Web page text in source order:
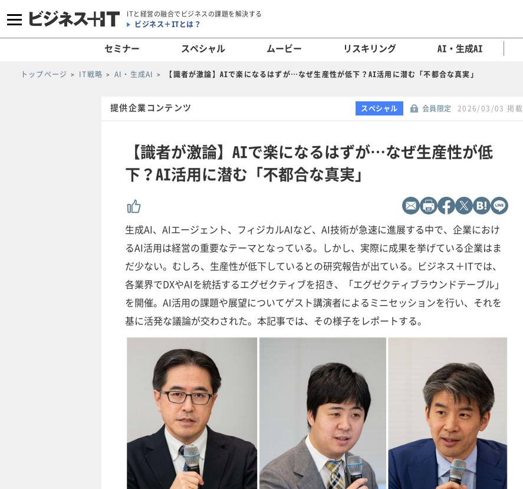
ITと経営の融合でビジネスの課題を解決する
ビジネス＋ITとは？
セミナー スペシャル ムービー リスキリング AI・生成AI
トップページ IT戦略 AI・生成AI 【識者が激論】AIで楽になるはずが…なぜ生産性が低下？AI活用に潜む「不都合な真実」
提供企業コンテンツ スペシャル 会員限定 2026/03/03 掲載
【識者が激論】AIで楽になるはずが…なぜ生産性が低
下？AI活用に潜む「不都合な真実」
生成AI、AIエージェント、フィジカルAIなど、AI技術が急速に進展する中で、企業におけ
るAI活用は経営の重要なテーマとなっている。しかし、実際に成果を挙げている企業はま
だ少ない。むしろ、生産性が低下しているとの研究報告が出ている。ビジネス＋ITでは、
各業界でDXやAIを統括するエグゼクティブを招き、「エグゼクティブラウンドテーブル」
を開催。AI活用の課題や展望についてゲスト講演者によるミニセッションを行い、それを
基に活発な議論が交わされた。本記事では、その様子をレポートする。